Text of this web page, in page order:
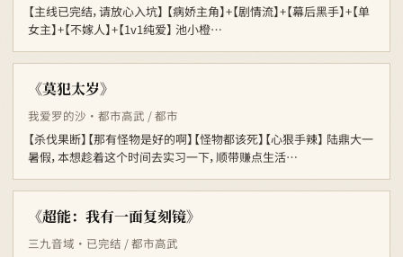
【主线已完结，请放心入坑】 【病娇主角】+【剧情流】+【幕后黑手】+【单
女主】+【不嫁人】+【1v1纯爱】 池小橙…
《莫犯太岁》
我爱罗的沙 · 都市高武 / 都市
【杀伐果断】【那有怪物是好的啊】【怪物都该死】【心狠手辣】 陆鼎大一
暑假，本想趁着这个时间去实习一下，顺带赚点生活…
《超能：我有一面复刻镜》
三九音域 · 已完结 / 都市高武